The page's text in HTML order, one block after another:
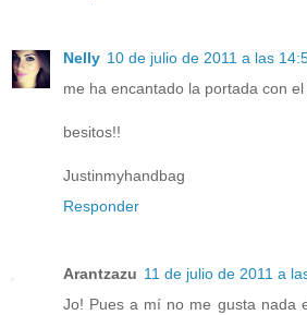
Nelly 10 de julio de 2011 a las
me ha encantado la portada con
besitos!!
Justinmyhandbag
Responder
Arantzazu 11 de julio de 2011 a
Jo! Pues a mí no me gusta nada